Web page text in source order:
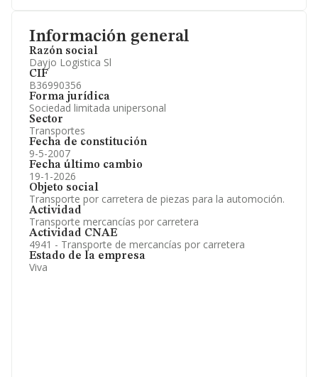
Información general
Razón social
Dayjo Logistica Sl
CIF
B36990356
Forma jurídica
Sociedad limitada unipersonal
Sector
Transportes
Fecha de constitución
9-5-2007
Fecha último cambio
19-1-2026
Objeto social
Transporte por carretera de piezas para la automoción.
Actividad
Transporte mercancías por carretera
Actividad CNAE
4941 - Transporte de mercancías por carretera
Estado de la empresa
Viva